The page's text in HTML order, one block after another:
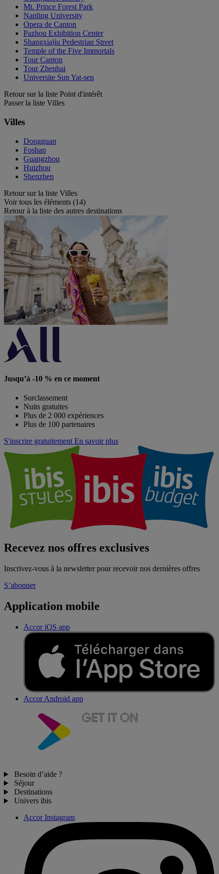
Mt. Prince Forest Park
Nanling University
Opera de Canton
Pazhou Exhibition Center
Shangxiajiu Pedestrian Street
Temple of the Five Immortals
Tour Canton
Tour Zhenhai
Universite Sun Yat-sen
Retour sur la liste Point d'intérêt
Passer la liste Villes
Villes
Dongguan
Foshan
Guangzhou
Huizhou
Shenzhen
Retour sur la liste Villes
Voir tous les éléments (14)
Retour à la liste des autres destinations
Jusqu’à -10 % en ce moment
Surclassement
Nuits gratuites
Plus de 2 000 expériences
Plus de 100 partenaires
S'inscrire gratuitement En savoir plus
Recevez nos offres exclusives
Inscrivez-vous à la newsletter pour recevoir nos dernières offres
S’abonner
Application mobile
Accor iOS app
Accor Android app
Besoin d’aide ?
Séjour
Destinations
Univers ibis
Accor Instagram